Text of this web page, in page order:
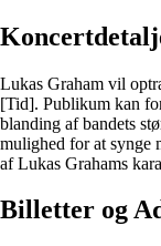
Lukas Graham vil
[Tid]. Publikum kan
blanding af bandets
mulighed for at synge
af Lukas Grahams
Billetter og